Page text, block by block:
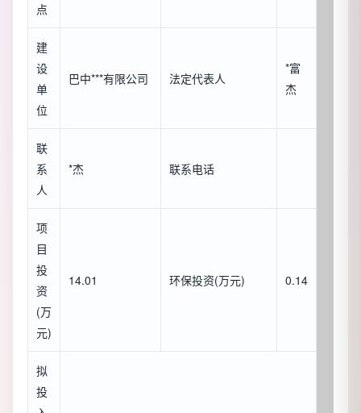
点
建
设
单
位
巴中***有限公司 法定代表人
*富
杰
联
系
人
*杰 联系电话
项
目
投
资
(万
元)
14.01 环保投资(万元) 0.14
拟
投